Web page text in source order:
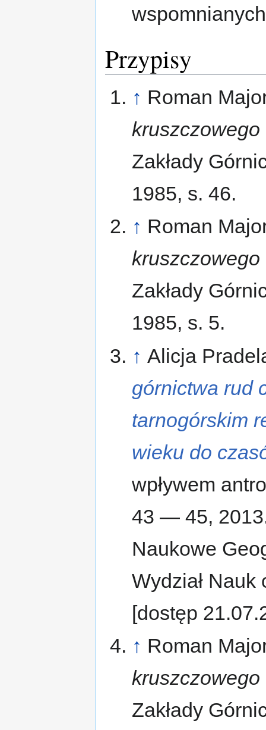
Przypisy
↑ Roman
Zakłady
1985, s. 46.
↑ Roman
Zakłady
1985, s. 5.
↑ Alicja
górnictwa rud
tarnogórskim
wieku do
wpływem
43 — 45,
Naukowe
Wydział
[dostęp
↑ Roman
Zakłady